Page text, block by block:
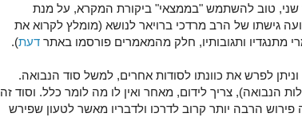
שני, טוב להשתמש "בממצאי" ביקורת המקרא, על מנת
גישתו של הרב מרדכי ברויאר לנושא (מומלץ לקרוא את
מתנגדיו ותגובותיו, חלק מהמאמרים פורסמו באתר דעת).
לפרש את כוונתו לסודות אחרים, למשל סוד הנבואה.
הנבואה), צריך לידום, מאחר ואין לו מה לומר כלל. וסוד זה
הרבה יותר קרוב לדרכו ולדבריו מאשר לטעון שפירש